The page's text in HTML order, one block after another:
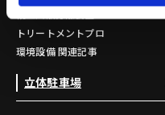
トリートメントプロ
環境設備 関連記事
立体駐車場